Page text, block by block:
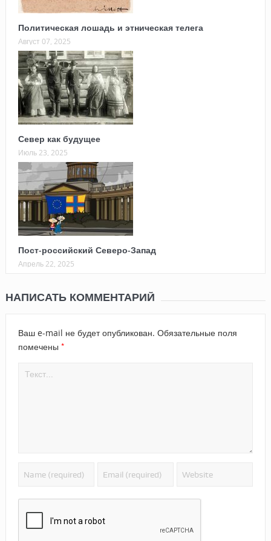
Политическая лошадь и этническая телега
Август 07, 2025
Север как будущее
Июль 23, 2025
Пост-российский Северо-Запад
Апрель 22, 2025
НАПИСАТЬ КОММЕНТАРИЙ
Ваш e-mail не будет опубликован. Обязательные поля
помечены *